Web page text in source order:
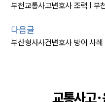
다음글
교통사고